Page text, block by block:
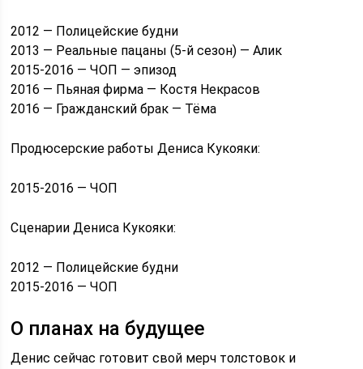
2012 — Полицейские будни
2013 — Реальные пацаны (5-й сезон) — Алик
2015-2016 — ЧОП — эпизод
2016 — Пьяная фирма — Костя Некрасов
2016 — Гражданский брак — Тёма
Продюсерские работы Дениса Кукояки:
2015-2016 — ЧОП
Сценарии Дениса Кукояки:
2012 — Полицейские будни
2015-2016 — ЧОП
О планах на будущее
Денис сейчас готовит свой мерч толстовок и